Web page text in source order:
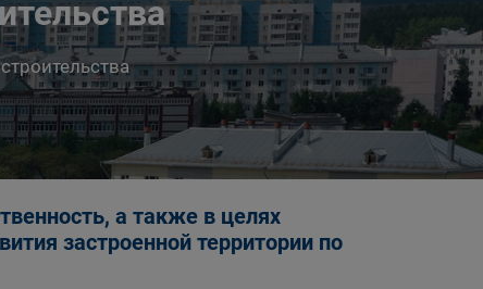
а также в целях
застроенной территории по